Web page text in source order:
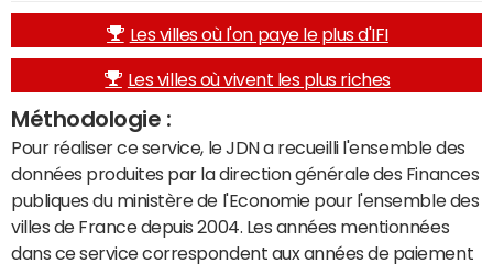
Les villes où l'on paye le plus d'IFI
Les villes où vivent les plus riches
Méthodologie :
Pour réaliser ce service, le JDN a recueilli l'ensemble des
données produites par la direction générale des Finances
publiques du ministère de l'Economie pour l'ensemble des
villes de France depuis 2004. Les années mentionnées
dans ce service correspondent aux années de paiement